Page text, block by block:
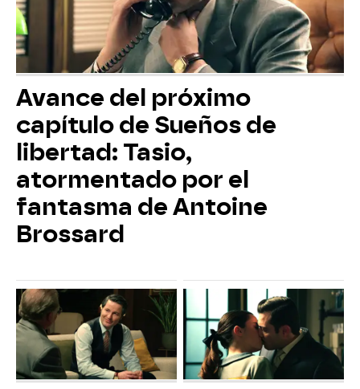
Avance del próximo
capítulo de Sueños de
libertad: Tasio,
atormentado por el
fantasma de Antoine
Brossard